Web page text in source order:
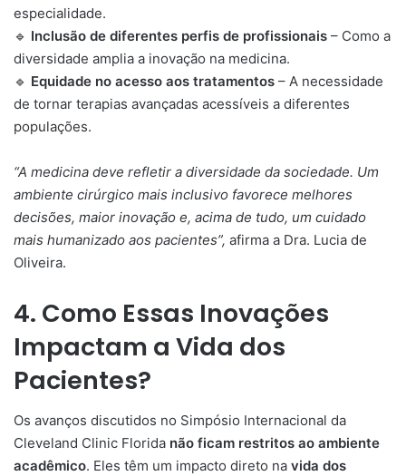
especialidade.
🔹 Inclusão de diferentes perfis de profissionais – Como a
diversidade amplia a inovação na medicina.
🔹 Equidade no acesso aos tratamentos – A necessidade
de tornar terapias avançadas acessíveis a diferentes
populações.
“A medicina deve refletir a diversidade da sociedade. Um
ambiente cirúrgico mais inclusivo favorece melhores
decisões, maior inovação e, acima de tudo, um cuidado
mais humanizado aos pacientes”, afirma a Dra. Lucia de
Oliveira.
4. Como Essas Inovações
Impactam a Vida dos
Pacientes?
Os avanços discutidos no Simpósio Internacional da
Cleveland Clinic Florida não ficam restritos ao ambiente
acadêmico. Eles têm um impacto direto na vida dos